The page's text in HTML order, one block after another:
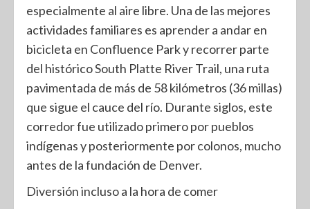
especialmente al aire libre. Una de las mejores
actividades familiares es aprender a andar en
bicicleta en Confluence Park y recorrer parte
del histórico South Platte River Trail, una ruta
pavimentada de más de 58 kilómetros (36 millas)
que sigue el cauce del río. Durante siglos, este
corredor fue utilizado primero por pueblos
indígenas y posteriormente por colonos, mucho
antes de la fundación de Denver.
Diversión incluso a la hora de comer